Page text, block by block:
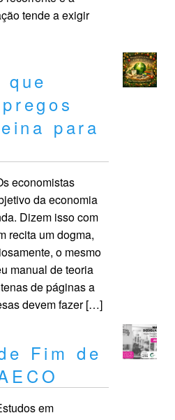
tende a exigir
que
para
economistas
da economia
Dizem isso com
recita um dogma,
o mesmo
manual de teoria
de páginas a
devem fazer […]
Fim de
em